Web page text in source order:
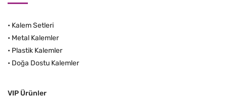
• Kalem Setleri
• Metal Kalemler
• Plastik Kalemler
• Doğa Dostu Kalemler
VIP Ürünler